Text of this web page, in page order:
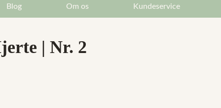
Blog Om os Kundeservice
| Nr. 2